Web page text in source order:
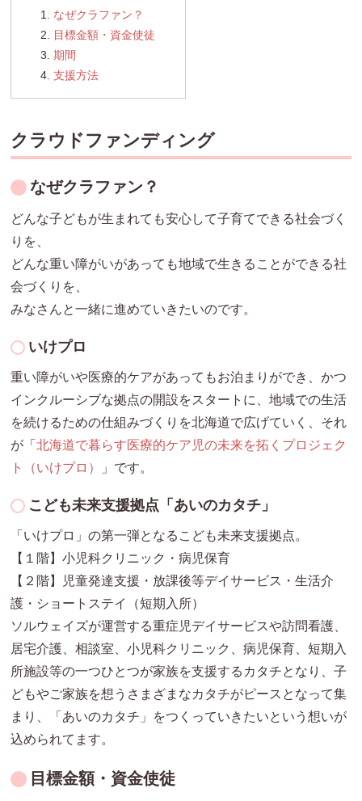
なぜクラファン？
目標金額・資金使徒
期間
支援方法
クラウドファンディング
なぜクラファン？
どんな子どもが生まれても安心して子育てできる社会づく
りを、
どんな重い障がいがあっても地域で生きることができる社
会づくりを、
みなさんと一緒に進めていきたいのです。
いけプロ
重い障がいや医療的ケアがあってもお泊まりができ、かつ
インクルーシブな拠点の開設をスタートに、地域での生活
を続けるための仕組みづくりを北海道で広げていく、それ
が「北海道で暮らす医療的ケア児の未来を拓くプロジェク
ト（いけプロ）
」です。
こども未来支援拠点「あいのカタチ」
「いけプロ」の第一弾となるこども未来支援拠点。
【１階】小児科クリニック・病児保育
【２階】児童発達支援・放課後等デイサービス・生活介
護・ ショートステイ（短期入所）
ソルウェイズが運営する重症児デイサービスや訪問看護、
居宅介護、相談室、小児科クリニック、病児保育、短期入
所施設等の一つひとつが家族を支援するカタチとなり、子
どもやご家族を想うさまざまなカタチがピースとなって集
まり、「あいのカタチ」をつくっていきたいという想いが
込められてます。
目標金額・資金使徒